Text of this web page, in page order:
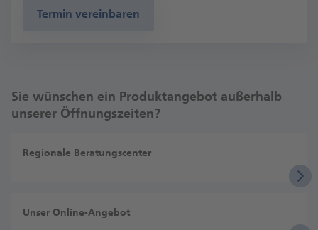
Termin vereinbaren
Sie wünschen ein Produktangebot außerhalb
unserer Öffnungszeiten?
Regionale Beratungscenter
Unser Online-Angebot